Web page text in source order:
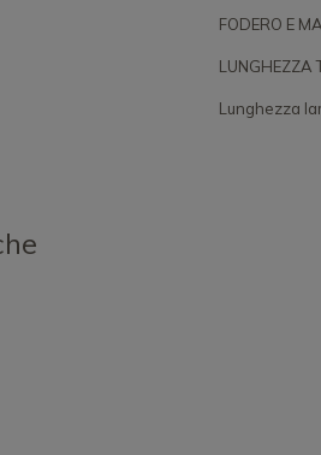
FODERO E
LUNGHEZZA
Lunghezza